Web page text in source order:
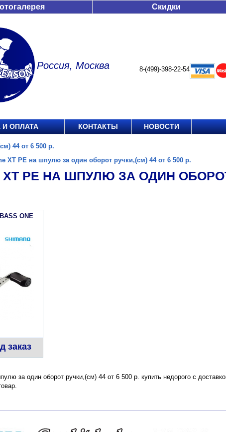
Скидки
Россия, Москва 8-(499)-398-22-54
И ОПЛАТА КОНТАКТЫ НОВОСТИ
44 от 6 500 р.
XT PE на шпулю за один оборот ручки,(см) 44 от 6 500 р.
XT PE НА ШПУЛЮ ЗА ОДИН
ONE
заказ
за один оборот ручки,(см) 44 от 6 500 р. купить недорого с